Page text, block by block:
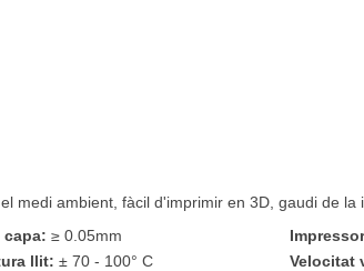
ambient, fàcil d'imprimir en 3D, gaudi de la
capa: ≥ 0.05mm
llit: ± 70 - 100° C Velocitat